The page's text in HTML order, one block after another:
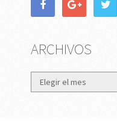
ARCHIVOS
Archivos